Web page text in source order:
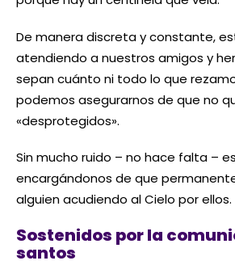
De manera discreta y constante,
atendiendo a nuestros amigos y
sepan cuánto ni todo lo que
podemos asegurarnos de que no
«desprotegidos».
Sin mucho ruido – no hace falta –
encargándonos de que
alguien acudiendo al Cielo por ellos.
Sostenidos por la
santos